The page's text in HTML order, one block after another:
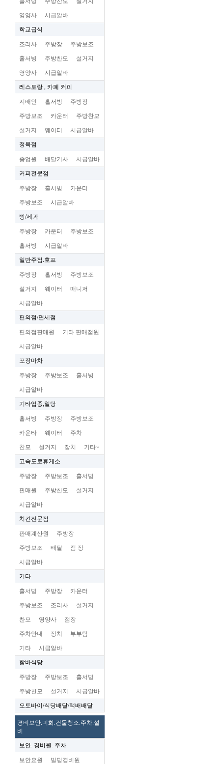
영양사 시급알바
학교급식
조리사 주방장 주방보조
홀서빙 주방찬모 설거지
영양사 시급알바
레스토랑 , 카페 커피
지배인 홀서빙 주방장
주방보조 카운터 주방찬모
설거지 웨이터 시급알바
정육점
종업원 배달기사 시급알바
커피전문점
주방장 홀서빙 카운터
주방보조 시급알바
빵/제과
주방장 카운터 주방보조
홀서빙 시급알바
일반주점.호프
주방장 홀서빙 주방보조
설거지 웨이터 매니저
시급알바
편의점/면세점
편의점판매원 기타 판매점원
시급알바
포장마차
주방장 주방보조 홀서빙
시급알바
기타업종,일당
홀서빙 주방장 주방보조
카운타 웨이터 주차
찬모 설거지 장치 기타~
고속도로휴게소
주방장 주방보조 홀서빙
판매원 주방찬모 설거지
시급알바
치킨전문점
판매계산원 주방장
주방보조 배달 점 장
시급알바
기타
홀서빙 주방장 카운터
주방보조 조리사 설거지
찬모 영양사 점장
주차안내 장치 부부팀
기타 시급알바
함바식당
주방장 주방보조 홀서빙
주방찬모 설거지 시급알바
오토바이/식당배달/택배배달
경비보안.미화.건물청소.주차.설
비
보안. 경비원. 주차
보안요원 빌딩경비원